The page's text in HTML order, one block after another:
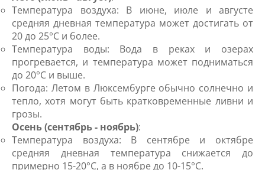
Температура воздуха: В июне, июле и августе
средняя дневная температура может достигать от
20 до 25°C и более.
Температура воды: Вода в реках и озерах
прогревается, и температура может подниматься
до 20°C и выше.
Погода: Летом в Люксембурге обычно солнечно и
тепло, хотя могут быть кратковременные ливни и
грозы.
Осень (сентябрь - ноябрь):
Температура воздуха: В сентябре и октябре
средняя дневная температура снижается до
примерно 15-20°C, а в ноябре до 10-15°C.